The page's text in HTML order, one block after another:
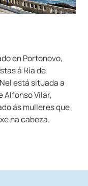
en Portonovo,
á Ría de
está situada a
Alfonso Vilar,
ás mulleres que
na cabeza.